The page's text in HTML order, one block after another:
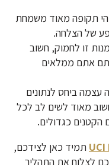
תקופה מאוד משמחת
זו לחמוק, חשוב
אתם ממלאים
עצמה ביחס לנתונים
מאוד לשים לב לכל
כגדולים.
UCI תמיד כאן לצידכם,
לצלוח את התהליך